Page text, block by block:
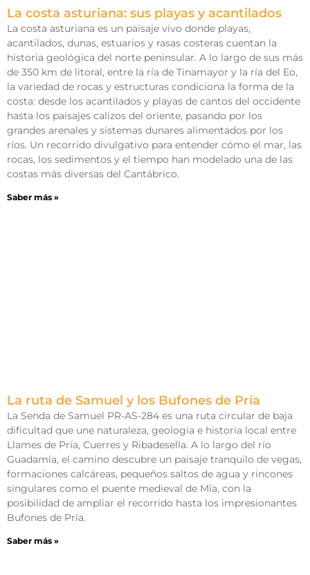
La costa asturiana: sus playas y acantilados
La costa asturiana es un paisaje vivo donde playas,
acantilados, dunas, estuarios y rasas costeras cuentan la
historia geológica del norte peninsular. A lo largo de sus más
de 350 km de litoral, entre la ría de Tinamayor y la ría del Eo,
la variedad de rocas y estructuras condiciona la forma de la
costa: desde los acantilados y playas de cantos del occidente
hasta los paisajes calizos del oriente, pasando por los
grandes arenales y sistemas dunares alimentados por los
ríos. Un recorrido divulgativo para entender cómo el mar, las
rocas, los sedimentos y el tiempo han modelado una de las
costas más diversas del Cantábrico.
Saber más »
La ruta de Samuel y los Bufones de Pría
La Senda de Samuel PR-AS-284 es una ruta circular de baja
dificultad que une naturaleza, geología e historia local entre
Llames de Pría, Cuerres y Ribadesella. A lo largo del río
Guadamía, el camino descubre un paisaje tranquilo de vegas,
formaciones calcáreas, pequeños saltos de agua y rincones
singulares como el puente medieval de Mía, con la
posibilidad de ampliar el recorrido hasta los impresionantes
Bufones de Pría.
Saber más »